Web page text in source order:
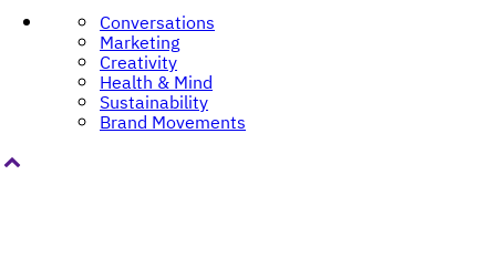
Conversations
Marketing
Creativity
Health & Mind
Sustainability
Brand Movements